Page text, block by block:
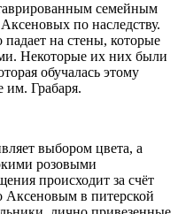
семейным
по наследству.
на стены, которые
Некоторые их них были
обучалась этому
им. Грабаря.
выбором цвета, а
розовыми
происходит за счёт
Аксеновым в питерской